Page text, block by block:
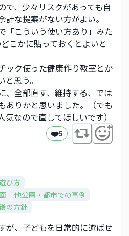
で、少々リスクがあっても自
な提案がない方がよい。
「こういう使い方あり」みた
こかに貼っておくとよいと
ック使った健康作り教室とか
思う。
、全部直す、維持する、では
ありかと思いました。（でも
なので直してほしいです）
❤️5
び方
他公園・都市での事例
の方針
が、子どもを日常的に遊ばせ